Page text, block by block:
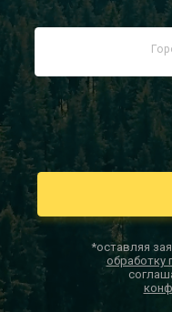
*оставляя
обработку